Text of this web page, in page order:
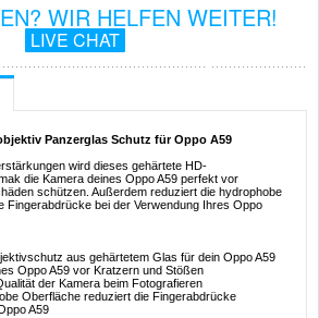
WIR HELFEN WEITER!
LIVE CHAT
Panzerglas Schutz für Oppo A59
wird dieses gehärtete HD-
die Kamera deines Oppo A59 perfekt vor
schützen. Außerdem reduziert die hydrophobe
Fingerabdrücke bei der Verwendung Ihres Oppo
aus gehärtetem Glas für dein Oppo A59
Oppo A59 vor Kratzern und Stößen
der Kamera beim Fotografieren
Oberfläche reduziert die Fingerabdrücke
A59